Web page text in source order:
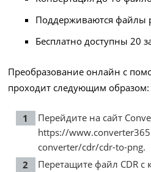
Поддерживаются файлы
Бесплатно доступны 20
Преобразование онлайн с
проходит следующим образом:
Перейдите на сайт
https://
converter/cdr/cdr-to-png.
Перетащите файл CDR с